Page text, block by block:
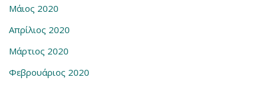
Μάιος 2020
Απρίλιος 2020
Μάρτιος 2020
Φεβρουάριος 2020